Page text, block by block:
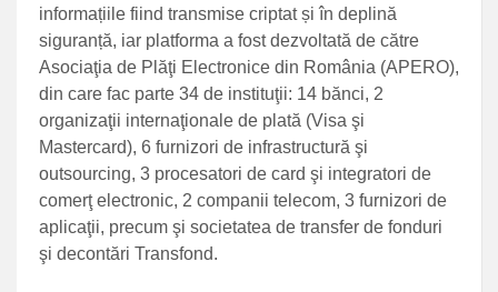
informațiile fiind transmise criptat și în deplină
siguranță, iar platforma a fost dezvoltată de către
Asociaţia de Plăţi Electronice din România (APERO),
din care fac parte 34 de instituţii: 14 bănci, 2
organizaţii internaţionale de plată (Visa şi
Mastercard), 6 furnizori de infrastructură şi
outsourcing, 3 procesatori de card şi integratori de
comerţ electronic, 2 companii telecom, 3 furnizori de
aplicaţii, precum şi societatea de transfer de fonduri
şi decontări Transfond.